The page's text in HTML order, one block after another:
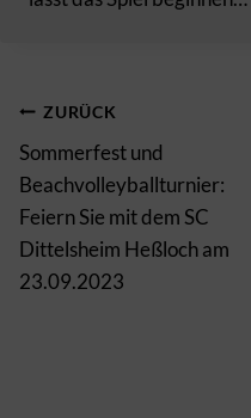
Beitragsnavigation
ZURÜCK
Sommerfest und
Beachvolleyballturnier:
Feiern Sie mit dem SC
Dittelsheim Heßloch am
23.09.2023